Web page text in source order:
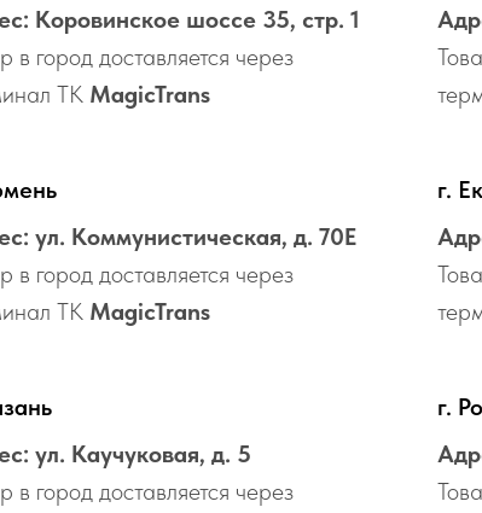
Коровинское шоссе 35, стр. 1
в город доставляется через
ТК MagicTrans
ул. Коммунистическая, д. 70Е
в город доставляется через
ТК MagicTrans
г.
ул. Каучуковая, д. 5
в город доставляется через
г.